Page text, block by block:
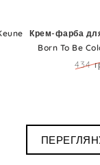
фарба
для
-
Shot
Крем-фарба
Born To Be
434